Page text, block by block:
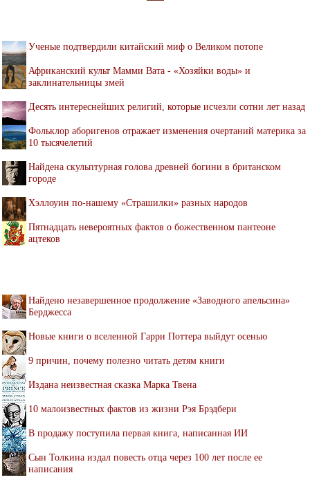
Ученые подтвердили китайский миф о Великом потопе
Африканский культ Мамми Вата - «Хозяйки воды» и
заклинательницы змей
Десять интереснейших религий, которые исчезли сотни лет назад
Фольклор аборигенов отражает изменения очертаний материка за
10 тысячелетий
Найдена скульптурная голова древней богини в британском
городе
Хэллоуин по-нашему «Страшилки» разных народов
Пятнадцать невероятных фактов о божественном пантеоне
ацтеков
Найдено незавершенное продолжение «Заводного апельсина»
Берджесса
Новые книги о вселенной Гарри Поттера выйдут осенью
9 причин, почему полезно читать детям книги
Издана неизвестная сказка Марка Твена
10 малоизвестных фактов из жизни Рэя Брэдбери
В продажу поступила первая книга, написанная ИИ
Сын Толкина издал повесть отца через 100 лет после ее
написания